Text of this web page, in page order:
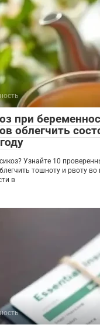
при
облегчить
Узнайте 10
тошноту и рвоту во
в